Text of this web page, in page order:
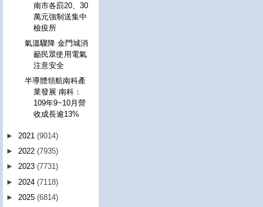
南市各罰20、30
萬元強制送集中
檢疫所
氣溫驟降 金門城消
籲民眾使用電氣
注意安全
半導體領航南科產
業發展 南科：
109年9~10月營
收成長逾13%
► 2021 (9014)
► 2022 (7935)
► 2023 (7731)
► 2024 (7118)
► 2025 (6814)